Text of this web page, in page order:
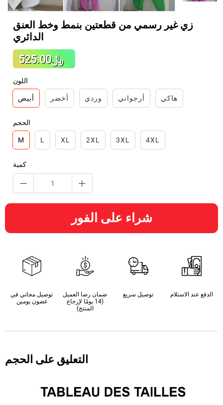
زي غير رسمي من قطعتين بنمط وخط العنق
الدائري
Sale
price
﷼525.00
price
اللون
أبيض أخضر وردي أرجواني هاكي
الحجم
M L XL 2XL 3XL 4XL
كمية
شراء على الفور
توصيل مجاني في
غضون يومين
ضمان رضا العميل
(14 يومًا لإرجاع
المنتج)
توصيل سريع الدفع عند الاستلام
التعليق على الحجم